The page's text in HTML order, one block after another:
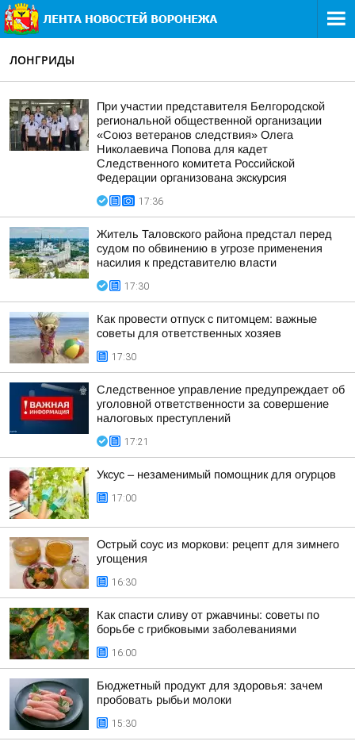
ЛОНГРИДЫ
При участии представителя Белгородской
региональной общественной организации
«Союз ветеранов следствия» Олега
Николаевича Попова для кадет
Следственного комитета Российской
Федерации организована экскурсия
17:36
Житель Таловского района предстал перед
судом по обвинению в угрозе применения
насилия к представителю власти
17:30
Как провести отпуск с питомцем: важные
советы для ответственных хозяев
17:30
Следственное управление предупреждает об
уголовной ответственности за совершение
налоговых преступлений
17:21
Уксус – незаменимый помощник для огурцов
17:00
Острый соус из моркови: рецепт для зимнего
угощения
16:30
Как спасти сливу от ржавчины: советы по
борьбе с грибковыми заболеваниями
16:00
Бюджетный продукт для здоровья: зачем
пробовать рыбьи молоки
15:30